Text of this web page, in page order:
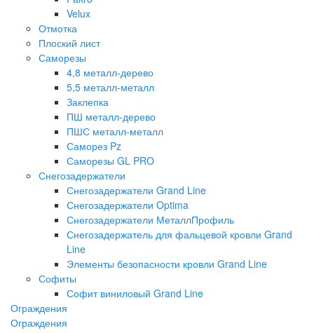
Velux
Отмотка
Плоский лист
Саморезы
4,8 металл-дерево
5,5 металл-металл
Заклепка
ПШ металл-дерево
ПШС металл-металл
Саморез Pz
Саморезы GL PRO
Снегозадержатели
Снегозадержатели Grand Line
Снегозадержатели Optima
Снегозадержатели МеталлПрофиль
Снегозадержатель для фальцевой кровли Grand
Line
Элементы безопасности кровли Grand Line
Софиты
Софит виниловый Grand Line
Ограждения
Ограждения